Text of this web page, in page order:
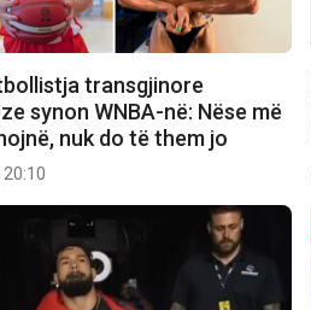
transgjinore
synon WNBA-në: Nëse më
nuk do të them jo